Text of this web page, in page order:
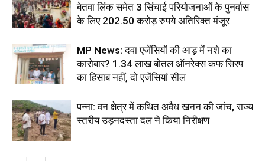
बेतवा लिंक समेत 3 सिंचाई परियोजनाओं के पुनर्वास
के लिए 202.50 करोड़ रुपये अतिरिक्त मंजूर
MP News: दवा एजेंसियों की आड़ में नशे का
कारोबार? 1.34 लाख बोतल ऑनरेक्स कफ सिरप
का हिसाब नहीं, दो एजेंसियां सील
पन्ना: वन क्षेत्र में कथित अवैध खनन की जांच, राज्य
स्तरीय उड़नदस्ता दल ने किया निरीक्षण